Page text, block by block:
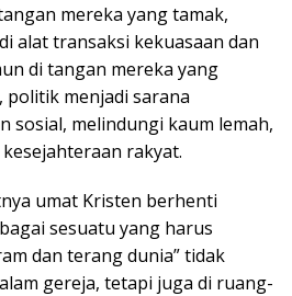
mereka yang tamak,
alat transaksi kekuasaan dan
di tangan mereka yang
politik menjadi sarana
sosial, melindungi kaum lemah,
rakyat.
umat Kristen berhenti
sesuatu yang harus
dan terang dunia” tidak
gereja, tetapi juga di ruang-